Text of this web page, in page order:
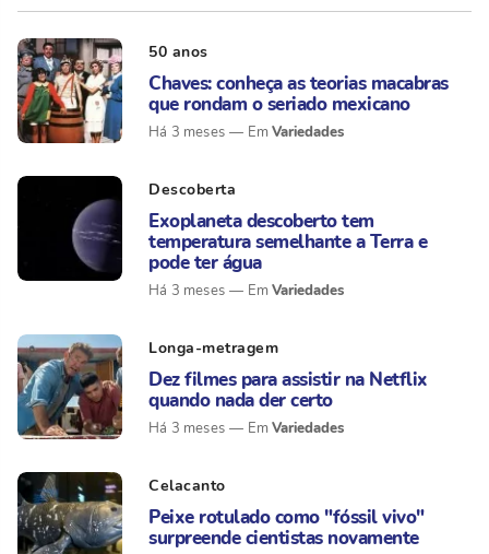
50 anos
Chaves: conheça as teorias macabras
que rondam o seriado mexicano
Há 3 meses Variedades
Descoberta
Exoplaneta descoberto tem
temperatura semelhante a Terra e
pode ter água
Há 3 meses Variedades
Longa-metragem
Dez filmes para assistir na Netflix
quando nada der certo
Há 3 meses Variedades
Celacanto
Peixe rotulado como "fóssil vivo"
surpreende cientistas novamente